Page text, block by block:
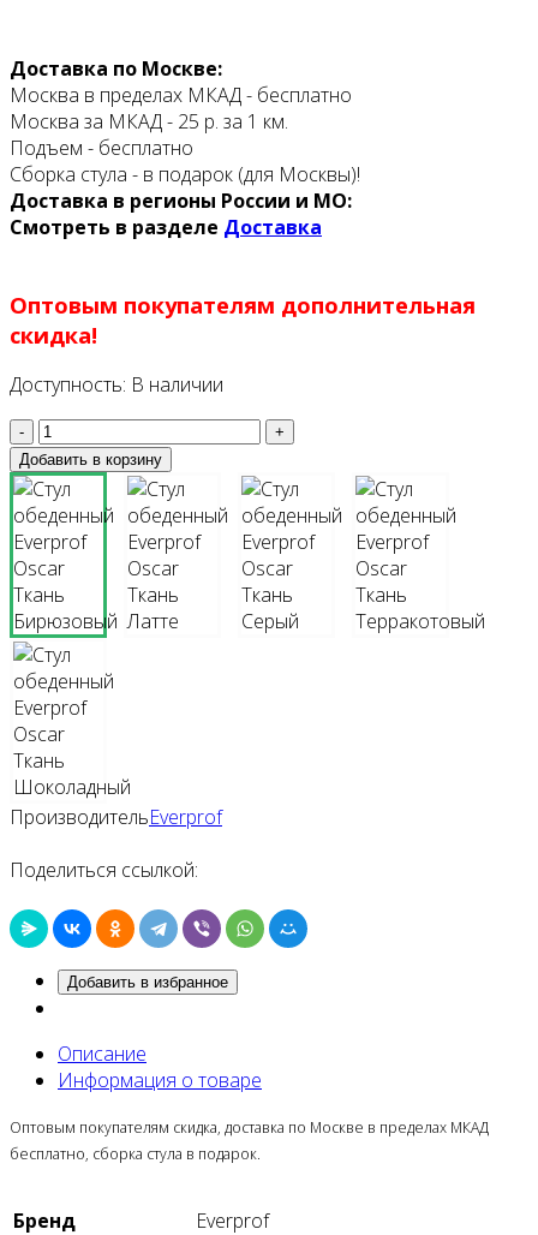
Доставка по Москве:
Москва в пределах МКАД - бесплатно
Москва за МКАД - 25 р. за 1 км.
Подъем - бесплатно
Сборка стула - в подарок (для Москвы)!
Доставка в регионы России и МО:
Смотреть в разделе Доставка
Оптовым покупателям дополнительная
скидка!
Доступность: В наличии
ПроизводительEverprof
Поделиться ссылкой:
Добавить в избранное
Описание
Информация о товаре
Оптовым покупателям скидка, доставка по Москве в пределах МКАД
бесплатно, сборка стула в подарок.
Бренд Everprof